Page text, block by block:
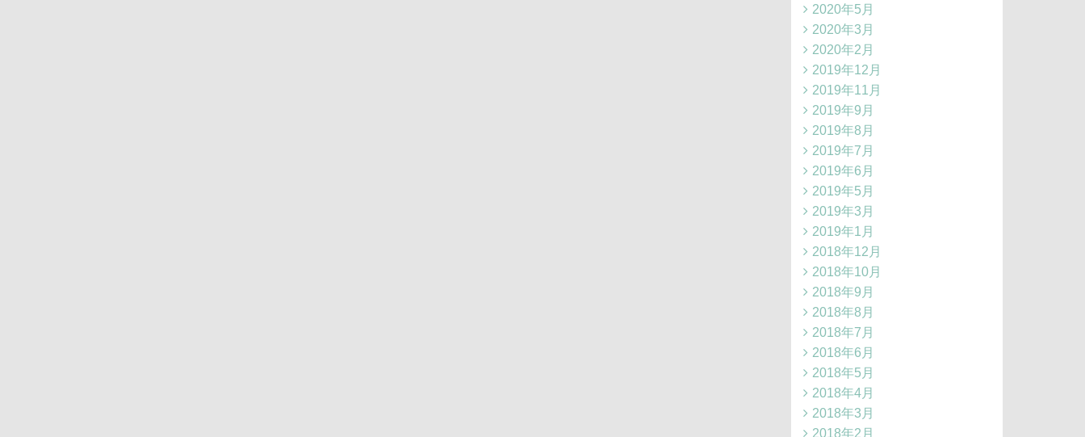
2020年5月
2020年3月
2020年2月
2019年12月
2019年11月
2019年9月
2019年8月
2019年7月
2019年6月
2019年5月
2019年3月
2019年1月
2018年12月
2018年10月
2018年9月
2018年8月
2018年7月
2018年6月
2018年5月
2018年4月
2018年3月
2018年2月